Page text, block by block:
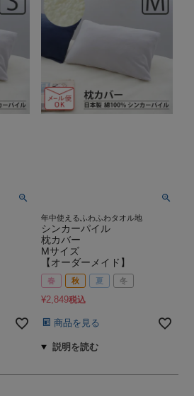
年中使えるふわふわタオル地
シンカーパイル
枕カバー
Mサイズ
【オーダーメイド】
春 秋 夏 冬
¥2,849税込
商品を見る